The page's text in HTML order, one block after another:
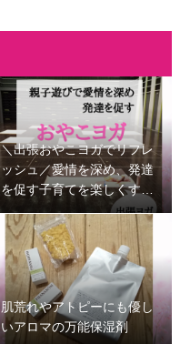
＼出張おやこヨガでリフレ
ッシュ／愛情を深め、発達
を促す子育てを楽しくする
肌荒れやアトピーにも優し
いアロマの万能保湿剤